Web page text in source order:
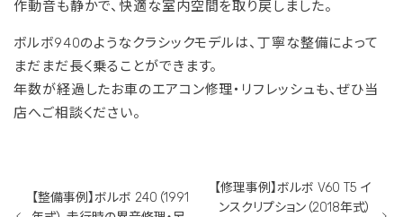
作動音も静かで、快適な室内空間を取り戻しました。
ボルボ940のようなクラシックモデルは、丁寧な整備によって
まだまだ長く乗ることができます。
年数が経過したお車のエアコン修理・リフレッシュも、ぜひ当
店へご相談ください。
【整備事例】ボルボ 240（1991
【修理事例】ボルボ V60 T5 イ
ンスクリプション（2018年式）